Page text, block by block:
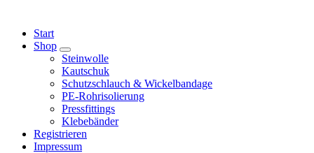
Start
Shop
Steinwolle
Kautschuk
Schutzschlauch & Wickelbandage
PE-Rohrisolierung
Pressfittings
Klebebänder
Registrieren
Impressum